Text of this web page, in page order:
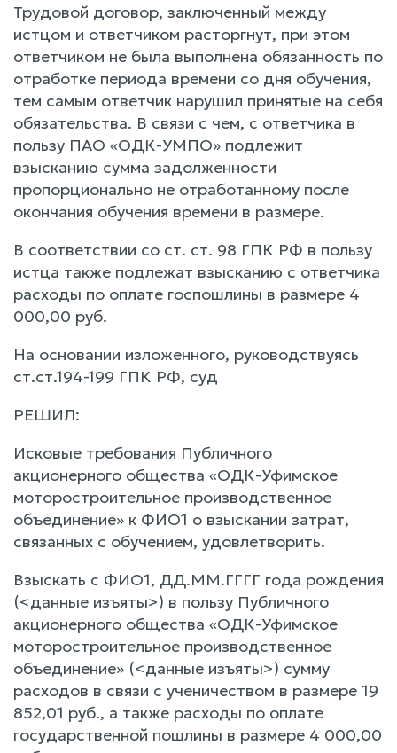
Трудовой договор, заключенный между
истцом и ответчиком расторгнут, при этом
ответчиком не была выполнена обязанность по
отработке периода времени со дня обучения,
тем самым ответчик нарушил принятые на себя
обязательства. В связи с чем, с ответчика в
пользу ПАО «ОДК-УМПО» подлежит
взысканию сумма задолженности
пропорционально не отработанному после
окончания обучения времени в размере.
В соответствии со ст. ст. 98 ГПК РФ в пользу
истца также подлежат взысканию с ответчика
расходы по оплате госпошлины в размере 4
000,00 руб.
На основании изложенного, руководствуясь
ст.ст.194-199 ГПК РФ, суд
РЕШИЛ:
Исковые требования Публичного
акционерного общества «ОДК-Уфимское
моторостроительное производственное
объединение» к ФИО1 о взыскании затрат,
связанных с обучением, удовлетворить.
Взыскать с ФИО1, ДД.ММ.ГГГГ года рождения
(<данные изъяты>) в пользу Публичного
акционерного общества «ОДК-Уфимское
моторостроительное производственное
объединение» (<данные изъяты>) сумму
расходов в связи с ученичеством в размере 19
852,01 руб., а также расходы по оплате
государственной пошлины в размере 4 000,00